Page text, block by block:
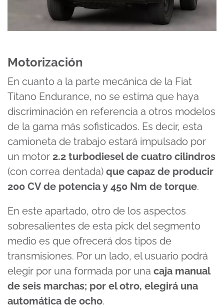
Motorización
En cuanto a la parte mecánica de la Fiat
Titano Endurance, no se estima que haya
discriminación en referencia a otros modelos
de la gama más sofisticados. Es decir, esta
camioneta de trabajo estará impulsado por
un motor 2.2 turbodiesel de cuatro cilindros
(con correa dentada) que capaz de producir
200 CV de potencia y 450 Nm de torque.
En este apartado, otro de los aspectos
sobresalientes de esta pick del segmento
medio es que ofrecerá dos tipos de
transmisiones. Por un lado, el usuario podrá
elegir por una formada por una caja manual
de seis marchas; por el otro, elegirá una
automática de ocho.